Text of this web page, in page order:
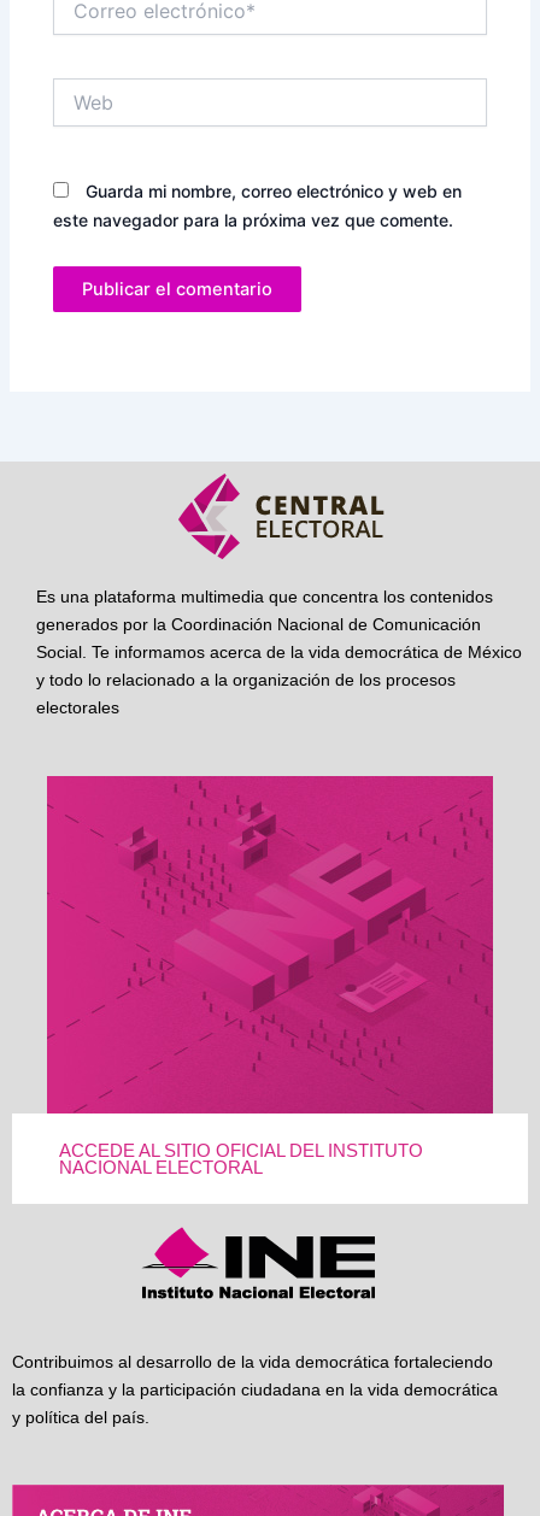
electrónico*
Guarda mi nombre, correo electrónico y web en
este navegador para la próxima vez que comente.
Es una plataforma multimedia que concentra los contenidos
generados por la Coordinación Nacional de Comunicación
Social. Te informamos acerca de la vida democrática de México
y todo lo relacionado a la organización de los procesos
electorales
ACCEDE AL SITIO OFICIAL DEL INSTITUTO
NACIONAL ELECTORAL
Contribuimos al desarrollo de la vida democrática fortaleciendo
la confianza y la participación ciudadana en la vida democrática
y política del país.